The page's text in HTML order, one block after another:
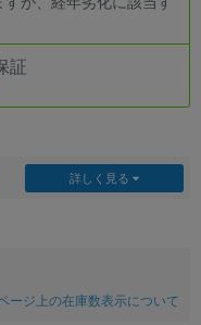
証
詳しく見る
ージ上の在庫数表示について